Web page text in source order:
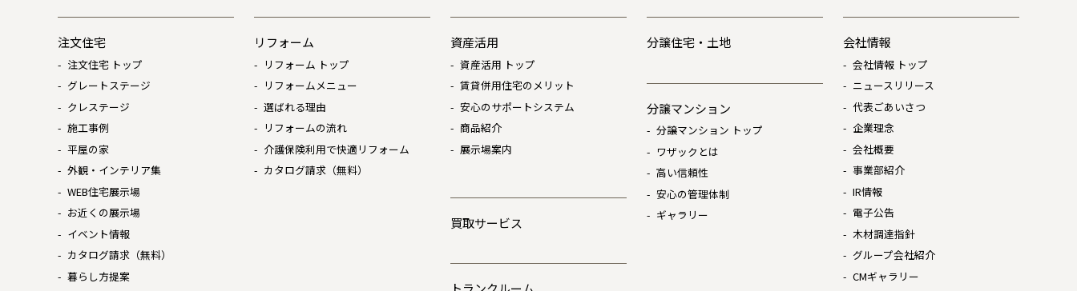
注文住宅
注文住宅 トップ
グレートステージ
クレステージ
施工事例
平屋の家
外観・インテリア集
WEB住宅展示場
お近くの展示場
イベント情報
カタログ請求（無料）
暮らし方提案
リフォーム
リフォーム トップ
リフォームメニュー
選ばれる理由
リフォームの流れ
介護保険利用で快適リフォーム
カタログ請求（無料）
資産活用
資産活用 トップ
賃貸併用住宅のメリット
安心のサポートシステム
商品紹介
展示場案内
買取サービス
分譲住宅・土地
分譲マンション
分譲マンション トップ
ワザックとは
高い信頼性
安心の管理体制
ギャラリー
会社情報
会社情報 トップ
ニュースリリース
代表ごあいさつ
企業理念
会社概要
事業部紹介
IR情報
電子公告
木材調達指針
グループ会社紹介
CMギャラリー